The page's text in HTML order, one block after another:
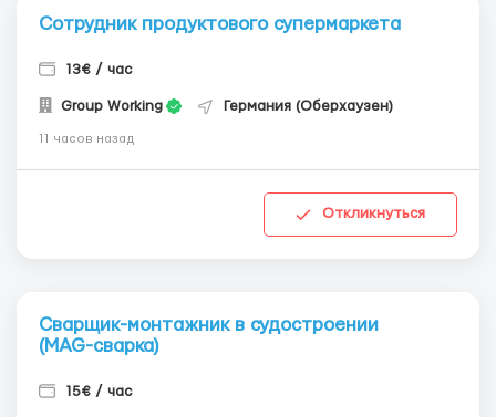
Сотрудник продуктового супермаркета
13€ / час
Group Working Германия (Оберхаузен)
11 часов назад
Откликнуться
Сварщик-монтажник в судостроении
(MAG-сварка)
15€ / час